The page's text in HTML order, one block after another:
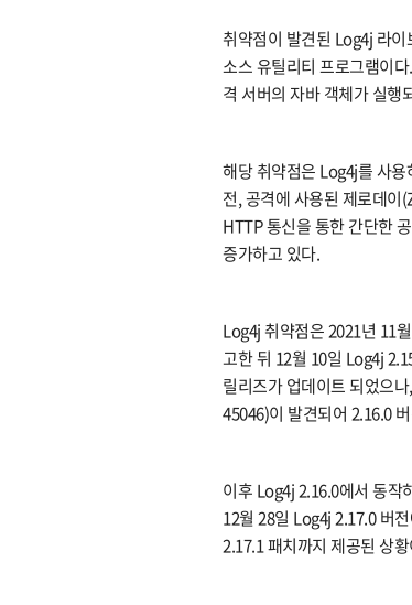
취약점이 발견된 Log4j 라
소스 유틸리티 프로그램이
격 서버의 자바 객체가 실행
해당 취약점은 Log4j를 사
전, 공격에 사용된 제로데이
HTTP 통신을 통한 간단한
증가하고 있다.
Log4j 취약점은 2021년 11
고한 뒤 12월 10일 Log4j
릴리즈가 업데이트 되었으
45046)이 발견되어 2.16.0
이후 Log4j 2.16.0에서 동작
12월 28일 Log4j 2.17.0 버
2.17.1 패치까지 제공된 상